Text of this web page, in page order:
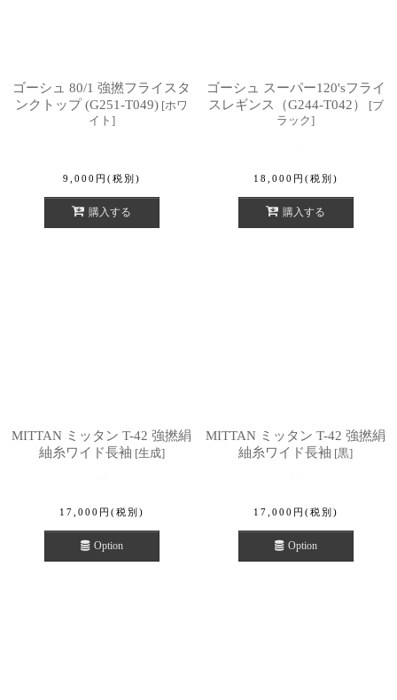
ゴーシュ 80/1 強撚フライスタ
ンクトップ (G251-T049) [ホワ
イト ]
9,000 円 (税別)
購入する
ゴーシュ スーパー120'sフライ
スレギンス（G244-T042）
[ブ
ラック]
18,000 円 (税別)
購入する
MITTAN ミッタン T-42 強撚絹
紬糸ワイド長袖 [生成]
17,000 円 (税別)
Option
MITTAN ミッタン T-42 強撚絹
紬糸ワイド長袖 [黒]
17,000 円 (税別)
Option